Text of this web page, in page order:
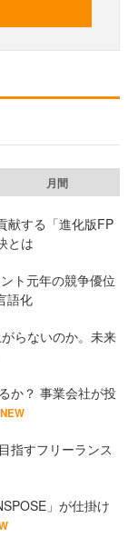
月間
献する「進化版FP
とは
ト元年の競争優位
語化
らないのか。未来
か？ 事業会社が投
NEW
指すフリーランス
」が仕掛け